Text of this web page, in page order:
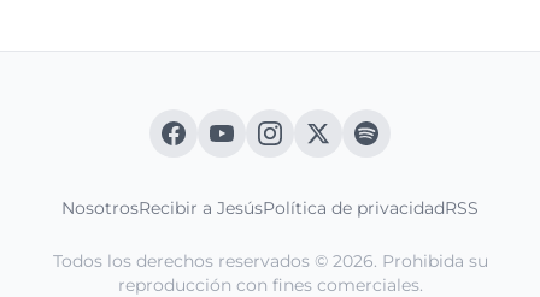
NosotrosRecibir a JesúsPolítica de privacidadRSS
Todos los derechos reservados © 2026. Prohibida su
reproducción con fines comerciales.